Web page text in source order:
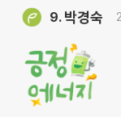
9. 박경숙